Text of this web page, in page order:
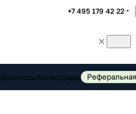
+7 495 179 42 22
ДозаторыАксессуары